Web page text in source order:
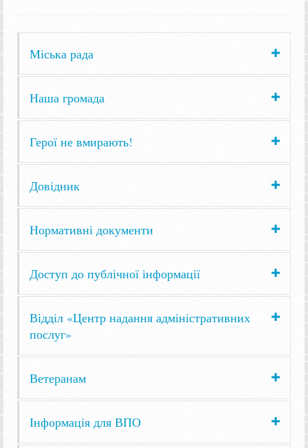
Міська рада
Наша громада
Герої не вмирають!
Довідник
Нормативні документи
Доступ до публічної інформації
Відділ «Центр надання адміністративних
послуг»
Ветеранам
Інформація для ВПО